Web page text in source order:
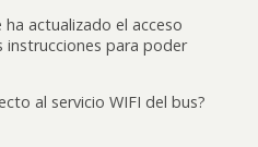
ha actualizado el acceso
instrucciones para poder
al servicio WIFI del bus?